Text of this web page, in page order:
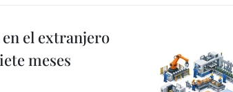
el extranjero
meses